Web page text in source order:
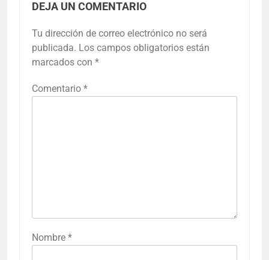
DEJA UN COMENTARIO
Tu dirección de correo electrónico no será
publicada. Los campos obligatorios están
marcados con *
Comentario *
Nombre *